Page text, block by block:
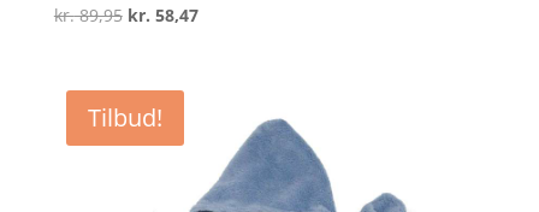
Vurderet
4.4
kr.89,95 Den
var:
kr. 89,95.
kr. 58,47Den
kr. 58,47.
Tilbud!